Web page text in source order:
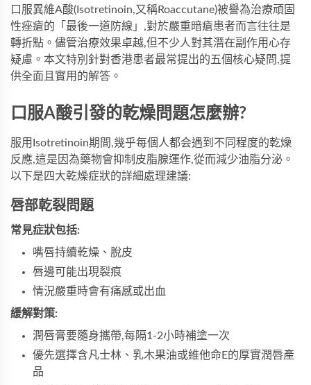
口服異維A酸(Isotretinoin,又稱Roaccutane)被譽為治療頑固
性痤瘡的「最後一道防線」,對於嚴重暗瘡患者而言往往是
轉折點。儘管治療效果卓越,但不少人對其潛在副作用心存
疑慮。本文特別針對香港患者最常提出的五個核心疑問,提
供全面且實用的解答。
口服A酸引發的乾燥問題怎麼辦?
服用Isotretinoin期間,幾乎每個人都会遇到不同程度的乾燥
反應,這是因為藥物會抑制皮脂腺運作,從而減少油脂分泌。
以下是四大乾燥症狀的詳細處理建議:
唇部乾裂問題
常見症狀包括:
嘴唇持續乾燥、脫皮
唇邊可能出現裂痕
情況嚴重時會有痛感或出血
緩解對策:
潤唇膏要隨身攜帶,每隔1-2小時補塗一次
優先選擇含凡士林、乳木果油或維他命E的厚實潤唇產
品